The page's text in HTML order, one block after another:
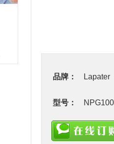
品牌： Lapater
型号：